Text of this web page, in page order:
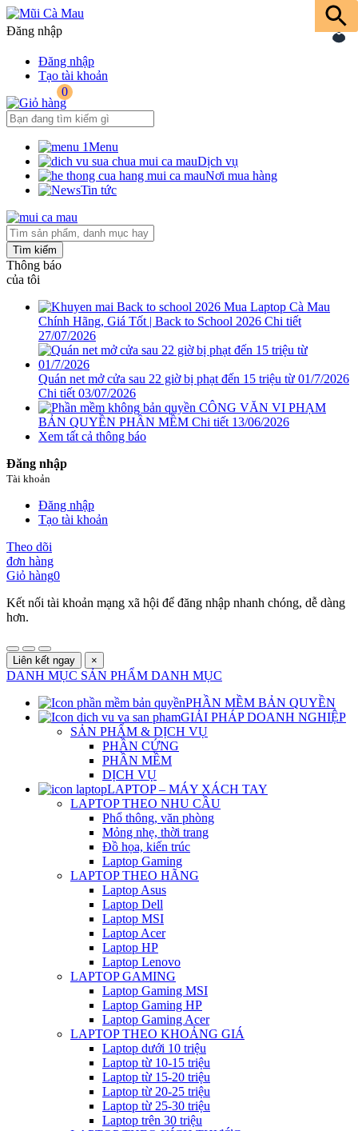
Đăng nhập
Đăng nhập
Tạo tài khoản
0
Menu
Dịch vụ
Nơi mua hàng
Tin tức
Tìm kiếm
Thông báo
của tôi
Mua Laptop Cà Mau
Chính Hãng, Giá Tốt | Back to School 2026 Chi tiết
27/07/2026
Quán net mở cửa sau 22 giờ bị phạt đến 15 triệu từ 01/7/2026
Chi tiết 03/07/2026
CÔNG VĂN VI PHẠM
BẢN QUYỀN PHẦN MỀM Chi tiết 13/06/2026
Xem tất cả thông báo
Đăng nhập
Tài khoản
Đăng nhập
Tạo tài khoản
Theo dõi
đơn hàng
Giỏ hàng0
Kết nối tài khoản mạng xã hội để đăng nhập nhanh chóng, dễ dàng
hơn.
Liên kết ngay ×
DANH MỤC SẢN PHẨM DANH MỤC
PHẦN MỀM BẢN QUYỀN
GIẢI PHÁP DOANH NGHIỆP
SẢN PHẨM & DỊCH VỤ
PHẦN CỨNG
PHẦN MỀM
DỊCH VỤ
LAPTOP – MÁY XÁCH TAY
LAPTOP THEO NHU CẦU
Phổ thông, văn phòng
Mỏng nhẹ, thời trang
Đồ họa, kiến trúc
Laptop Gaming
LAPTOP THEO HÃNG
Laptop Asus
Laptop Dell
Laptop MSI
Laptop Acer
Laptop HP
Laptop Lenovo
LAPTOP GAMING
Laptop Gaming MSI
Laptop Gaming HP
Laptop Gaming Acer
LAPTOP THEO KHOẢNG GIÁ
Laptop dưới 10 triệu
Laptop từ 10-15 triệu
Laptop từ 15-20 triệu
Laptop từ 20-25 triệu
Laptop từ 25-30 triệu
Laptop trên 30 triệu